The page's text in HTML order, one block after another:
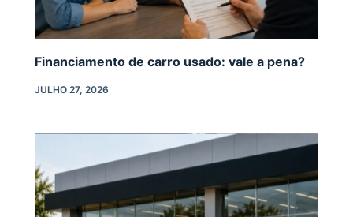
Financiamento de carro usado: vale a pena?
JULHO 27, 2026